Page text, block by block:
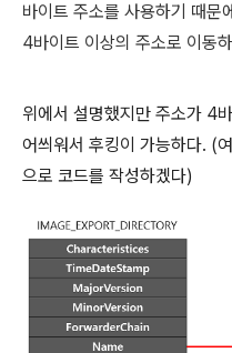
바이트 주소를 사용하기 때
4바이트 이상의 주소로 이동
위에서 설명했지만 주소가 4
어씌워서 후킹이 가능하다. (
으로 코드를 작성하겠다)